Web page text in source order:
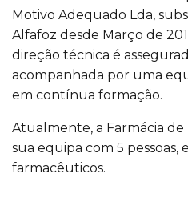
Motivo Adequado Lda,
Alfafoz desde Março de
direção técnica é
acompanhada por uma
em contínua formação.
Atualmente, a Farmácia de
sua equipa com 5 pessoas,
farmacêuticos.